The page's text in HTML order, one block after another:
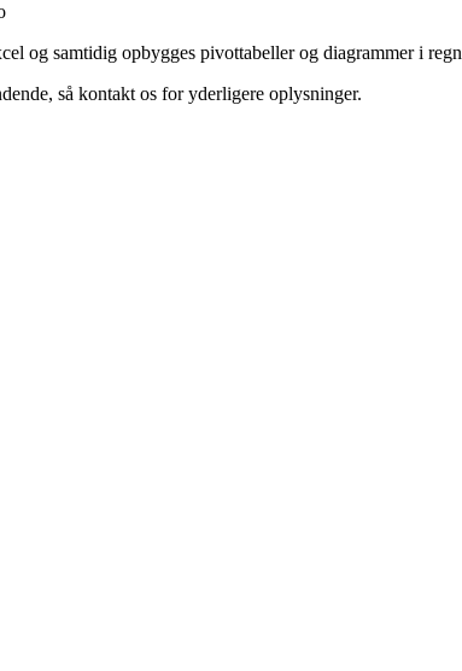
og samtidig opbygges pivottabeller og diagrammer i
så kontakt os for yderligere oplysninger.